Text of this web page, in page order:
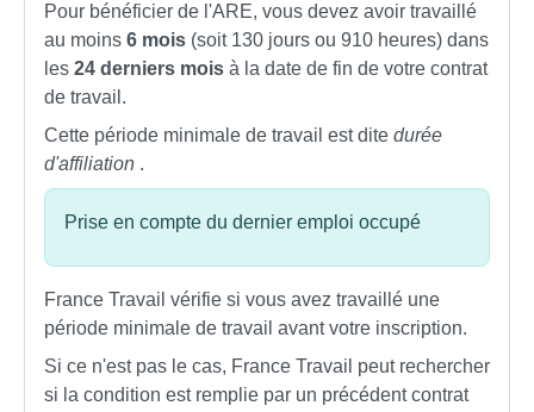
Pour bénéficier de l'ARE, vous devez avoir travaillé
au moins 6 mois (soit 130 jours ou 910 heures) dans
les 24 derniers mois à la date de fin de votre contrat
de travail.
Cette période minimale de travail est dite durée
d'affiliation .
Prise en compte du dernier emploi occupé
France Travail vérifie si vous avez travaillé une
période minimale de travail avant votre inscription.
Si ce n'est pas le cas, France Travail peut rechercher
si la condition est remplie par un précédent contrat